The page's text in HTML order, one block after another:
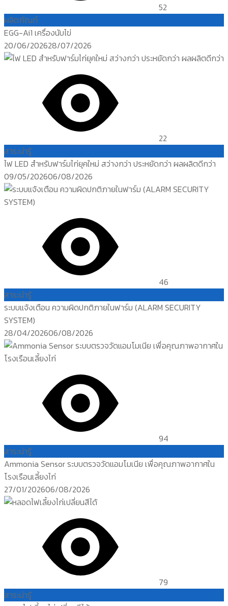
52
ผลิตภัณฑ์
EGG-Ai1 เครื่องนับไข่
Posted
on
20/06/202628/07/2026
22
สาระน่ารู้
ไฟ LED สำหรับฟาร์มไก่ยุคใหม่ สว่างกว่า ประหยัดกว่า ผลผลิตดีกว่า
Posted
on
09/05/202606/08/2026
46
สาระน่ารู้
ระบบแจ้งเตือน ความผิดปกติภายในฟาร์ม (ALARM SECURITY
SYSTEM)
Posted
on
28/04/202606/08/2026
94
สาระน่ารู้
Ammonia Sensor ระบบตรวจวัดแอมโมเนีย เพื่อคุณภาพอากาศใน
โรงเรือนเลี้ยงไก่
Posted
on
27/01/202606/08/2026
79
สาระน่ารู้